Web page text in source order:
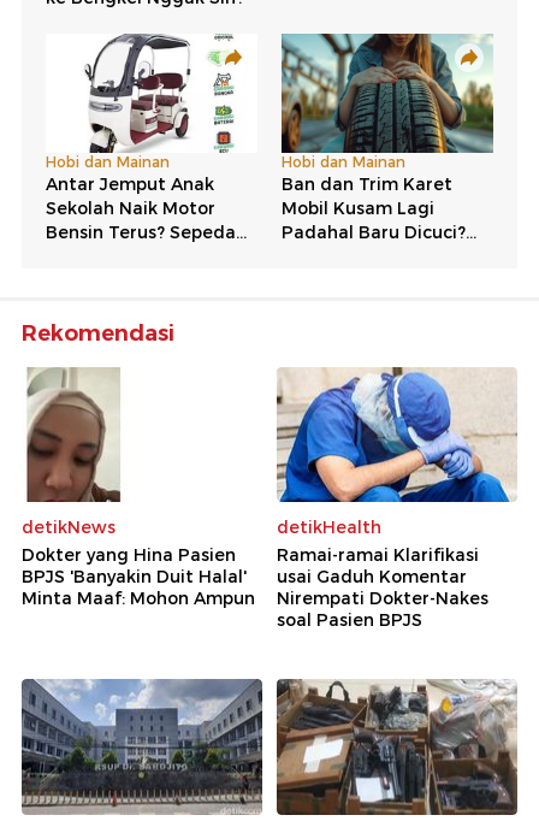
Rekomendasi
detikNews
Dokter yang Hina Pasien
BPJS 'Banyakin Duit Halal'
Minta Maaf: Mohon Ampun
detikHealth
Ramai-ramai Klarifikasi
usai Gaduh Komentar
Nirempati Dokter-Nakes
soal Pasien BPJS